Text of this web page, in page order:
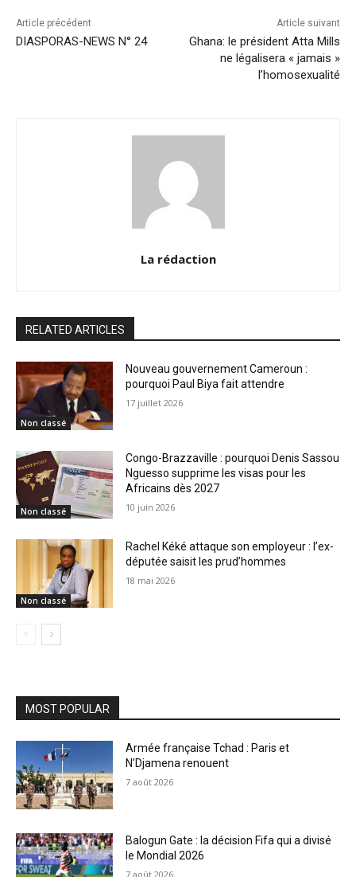
k
Article précédent
DIASPORAS-NEWS N° 24
Article suivant
Ghana: le président Atta Mills
ne légalisera « jamais »
l’homosexualité
La rédaction
RELATED ARTICLES
Non classé
Nouveau gouvernement Cameroun :
pourquoi Paul Biya fait attendre
17 juillet 2026
Non classé
Congo-Brazzaville : pourquoi Denis Sassou
Nguesso supprime les visas pour les
Africains dès 2027
10 juin 2026
Non classé
Rachel Kéké attaque son employeur : l’ex-
députée saisit les prud’hommes
18 mai 2026
MOST POPULAR
Armée française Tchad : Paris et
N’Djamena renouent
7 août 2026
Balogun Gate : la décision Fifa qui a divisé
le Mondial 2026
7 août 2026